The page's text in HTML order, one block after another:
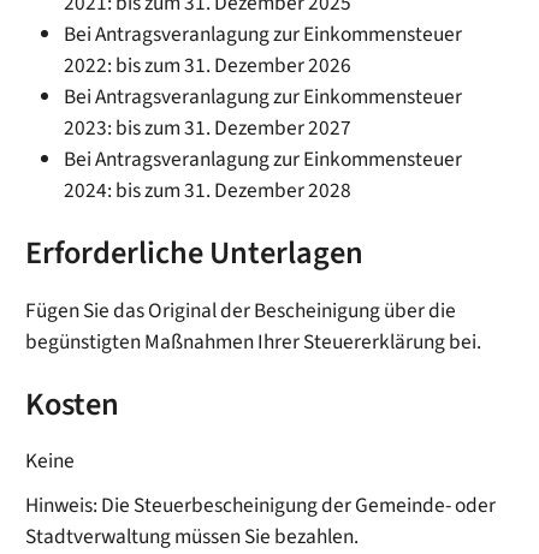
Bei Antragsveranlagung zur Einkommensteuer
2022: bis zum 31. Dezember 2026
Bei Antragsveranlagung zur Einkommensteuer
2023: bis zum 31. Dezember 2027
Bei Antragsveranlagung zur Einkommensteuer
2024: bis zum 31. Dezember 2028
Erforderliche Unterlagen
Fügen Sie das Original der Bescheinigung über die
begünstigten Maßnahmen Ihrer Steuererklärung bei.
Kosten
Keine
Hinweis: Die Steuerbescheinigung der Gemeinde- oder
Stadtverwaltung müssen Sie bezahlen.